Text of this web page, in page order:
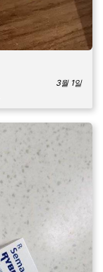
3월 1일